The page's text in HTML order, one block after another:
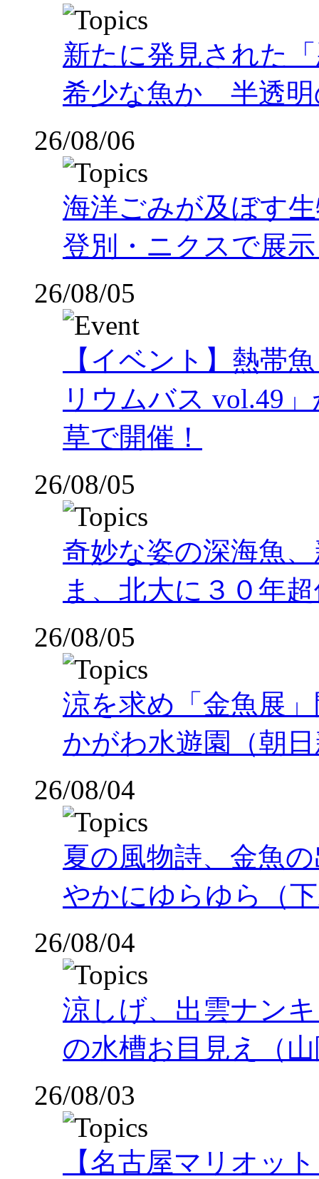
新たに発見された
希少な魚か 半透明
26/08/06
海洋ごみが及ぼす
登別・ニクスで展
26/08/05
【イベント】熱帯
リウムバス vol.49
草で開催！
26/08/05
奇妙な姿の深海魚
ま、北大に３０年
26/08/05
涼を求め「金魚展
かがわ水遊園（朝
26/08/04
夏の風物詩、金魚
やかにゆらゆら（
26/08/04
涼しげ、出雲ナン
の水槽お目見え（
26/08/03
【名古屋マリオッ